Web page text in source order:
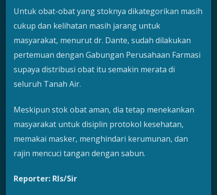
Untuk obat-obat yang stoknya dikategorikan masih
cukup dan kelihatan masih jarang untuk
masyarakat, menurut dr. Dante, sudah dilakukan
pertemuan dengan Gabungan Perusahaan Farmasi
supaya distribusi obat itu semakin merata di
seluruh Tanah Air.
Meskipun stok obat aman, dia tetap menekankan
masyarakat untuk disiplin protokol kesehatan,
memakai masker, menghindari kerumunan, dan
rajin mencuci tangan dengan sabun.
Reporter: Rls/Sir